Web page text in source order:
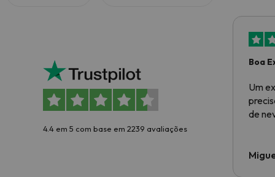
4.4 em 5 com base em 2239 avaliações
Boa
Um
de